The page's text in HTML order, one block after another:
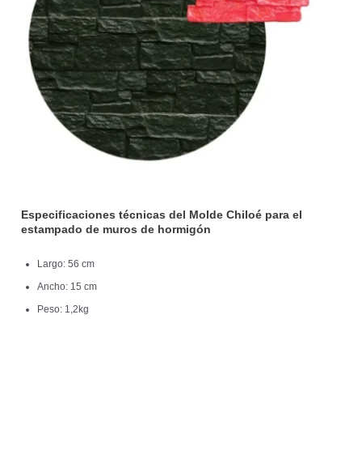
Especificaciones técnicas del Molde Chiloé para el
estampado de muros de hormigón
Largo: 56 cm
Ancho: 15 cm
Peso: 1,2kg